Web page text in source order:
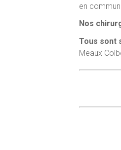
en
Nos
Tous sont
Meaux